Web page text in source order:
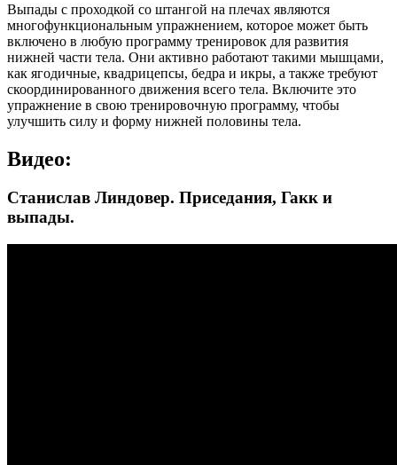
Выпады с проходкой со штангой на плечах являются
многофункциональным упражнением, которое может быть
включено в любую программу тренировок для развития
нижней части тела. Они активно работают такими мышцами,
как ягодичные, квадрицепсы, бедра и икры, а также требуют
скоординированного движения всего тела. Включите это
упражнение в свою тренировочную программу, чтобы
улучшить силу и форму нижней половины тела.
Видео:
Станислав Линдовер. Приседания, Гакк и
выпады.